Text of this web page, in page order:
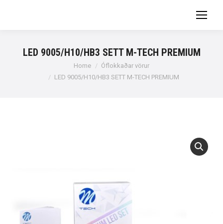
LED 9005/H10/HB3 SETT M-TECH PREMIUM
Home
Óflokkaðar vörur
LED 9005/H10/HB3 SETT M-TECH PREMIUM